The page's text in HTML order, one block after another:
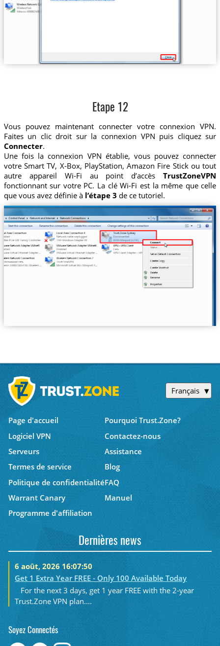
Etape 12
Vous pouvez maintenant connecter votre connexion VPN.
Faites un clic droit sur la connexion VPN puis cliquez sur
Connecter.
Une fois la connexion VPN établie, vous pouvez connecter
votre Smart TV, X-Box, PlayStation, Amazon Fire Stick ou tout
autre appareil Wi-Fi au point d’accèsTrustZoneVPN
fonctionnant sur votre PC. La clé Wi-Fi est la même que celle
que vous avez définie à l’étape 3 de ce tutoriel.
Français
Page d'accueil
Pourquoi Trust.Zone?
Logiciel VPN
Contactez-nous
Serveurs
Assistance
Termes de service
Blog
Politique de confidentialitéFAQ
Warrant Canary
Manuel
Programme d'affiliation
Dernières news
6 août, 2026 16:07:50
Get 1 Extra Year FREE - Only 100 Available Today
For the next 3 days, get 1 year FREE with the 2-year
Trust.Zone VPN plan....
Soyez Connectés